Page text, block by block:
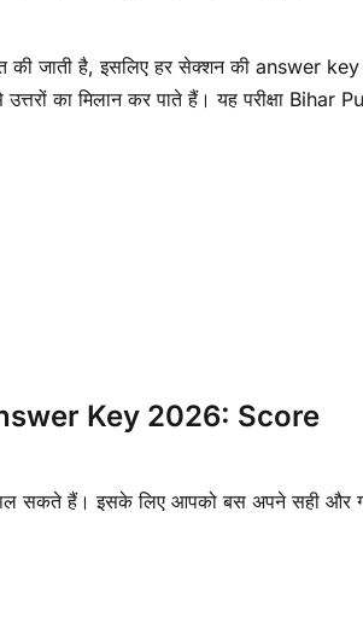
जाती है, इसलिए हर सेक्शन की answer
का मिलान कर पाते हैं। यह परीक्षा Bihar
Key 2026: Score
सकते हैं। इसके लिए आपको बस अपने सही और